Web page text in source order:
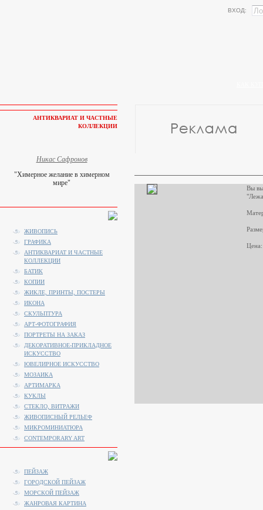
ВХОД:
Вы
АНТИКВАРИАТ И ЧАСТНЫЕ
КОЛЛЕКЦИИ
Никас Сафронов
"Химерное желание в химерном
мире"
ЖИВОПИСЬ
ГРАФИКА
АНТИКВАРИАТ И ЧАСТНЫЕ
КОЛЛЕКЦИИ
БАТИК
КОПИИ
ЖИКЛЕ, ПРИНТЫ, ПОСТЕРЫ
ИКОНА
СКУЛЬПТУРА
АРТ-ФОТОГРАФИЯ
ПОРТРЕТЫ НА ЗАКАЗ
ДЕКОРАТИВНОЕ-ПРИКЛАДНОЕ
ИСКУССТВО
ЮВЕЛИРНОЕ ИСКУССТВО
МОЗАИКА
АРТИМАРКА
КУКЛЫ
СТЕКЛО, ВИТРАЖИ
ЖИВОПИСНЫЙ РЕЛЬЕФ
МИКРОМИНИАТЮРА
CONTEMPORARY ART
ПЕЙЗАЖ
ГОРОДСКОЙ ПЕЙЗАЖ
МОРСКОЙ ПЕЙЗАЖ
ЖАНРОВАЯ КАРТИНА